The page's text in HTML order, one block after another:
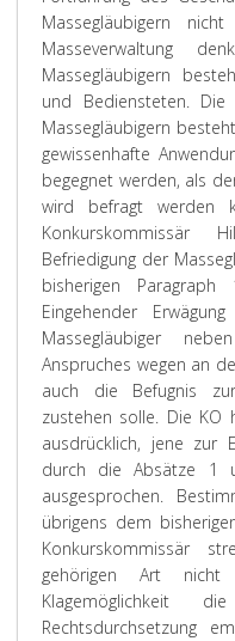
Massegläubigern
Masseverwaltung
Massegläubigern
und Bediensteten.
Massegläubigern
gewissenhafte
begegnet werden, als
wird befragt werden
Konkurskommissär
Befriedigung der
bisherigen
Eingehender
Massegläubiger
Anspruches wegen an
auch die Befugnis
zustehen solle. Die KO
ausdrücklich, jene zur
durch die Absätze 1
ausgesprochen.
übrigens dem
Konkurskommissär
gehörigen Art
Klagemöglichkeit
Rechtsdurchsetzung